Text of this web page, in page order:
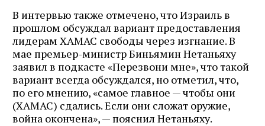
В интервью также отмечено, что Израиль в
прошлом обсуждал вариант предоставления
лидерам ХАМАС свободы через изгнание. В
мае премьер-министр Биньямин Нетаньяху
заявил в подкасте «Перезвони мне», что такой
вариант всегда обсуждался, но отметил, что,
по его мнению, «самое главное — чтобы они
(ХАМАС) сдались. Если они сложат оружие,
война окончена», — пояснил Нетаньяху.